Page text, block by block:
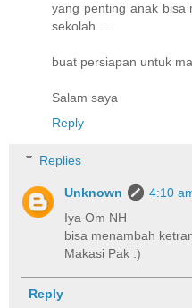
yang penting anak bisa
sekolah ...
buat persiapan untuk
Salam saya
Reply
Replies
Unknown
4:10
Iya Om NH
bisa menambah
Makasi Pak :)
Reply